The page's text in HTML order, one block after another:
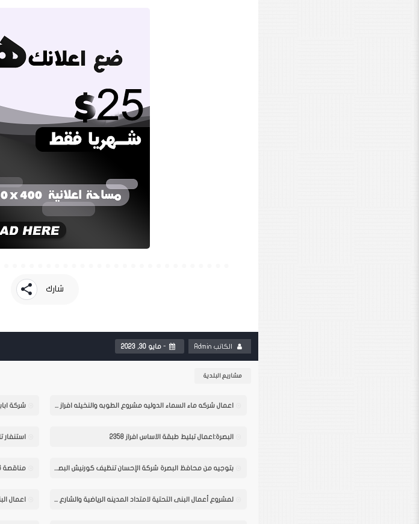
شارك share
الكاتب Admin
- مايو 30, 2023
مشاريع البلدية
اعمال شركه ماء السماء الدوليه مشروع الطوبه والنخيله افراز النفط
البصرة:اعمال تبليط طبقة الاساس افراز 2358
بتوجيه من محافظ البصرة شركة الإحسان تنظيف كورنيش البصرة خلال ايام عيد الاضحى مناقصة 26 بلدية افراز 2358 شركة المقاولين المتكاملة
لمشروع أعمال البنى التحتية لامتداد المدينه الرياضية والشارع المجاور